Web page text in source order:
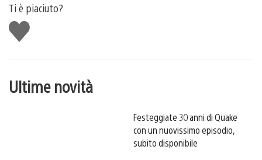
Ti è piaciuto?
Mi
piace
Ultime novità
Festeggiate 30 anni di Quake
con un nuovissimo episodio,
subito disponibile